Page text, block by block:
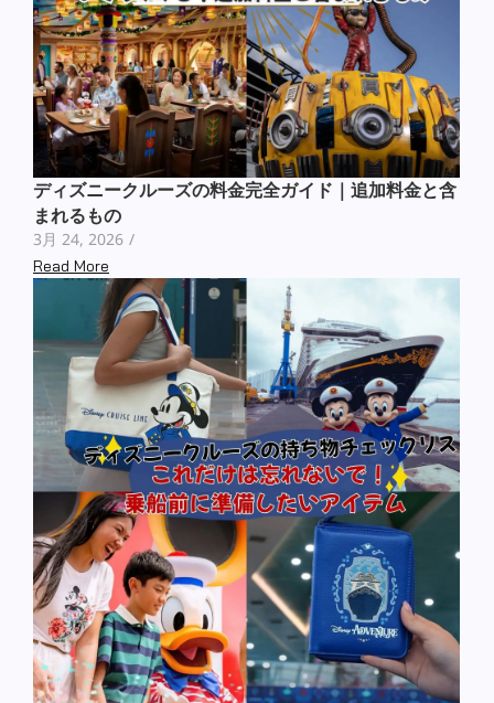
ディズニークルーズの料金完全ガイド｜追加料金と含
まれるもの
3月 24, 2026 /
Read More